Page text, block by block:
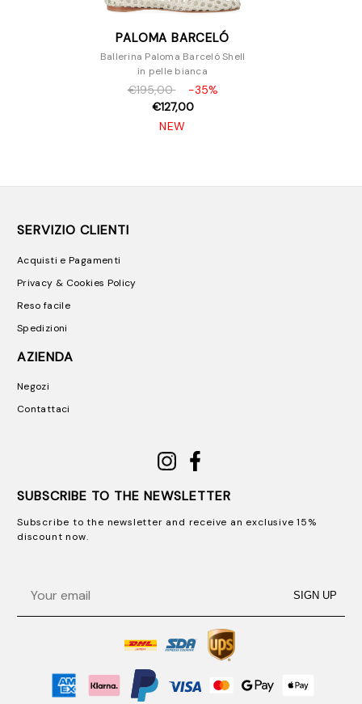
PALOMA BARCELÓ
Ballerina Paloma Barceló Shell
in pelle bianca
€195,00
-35%
€127,00
NEW
SERVIZIO CLIENTI
Acquisti e Pagamenti
Privacy & Cookies Policy
Reso facile
Spedizioni
AZIENDA
Negozi
Contattaci
SUBSCRIBE TO THE NEWSLETTER
Subscribe to the newsletter and receive an exclusive 15%
discount now.
SIGN UP